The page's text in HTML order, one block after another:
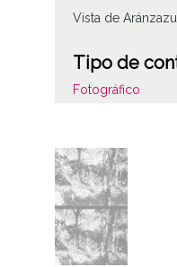
Vista de Aránzazu
Tipo de
Fotográfico
Tipo de imagen:
Plata;
C;
Fecha